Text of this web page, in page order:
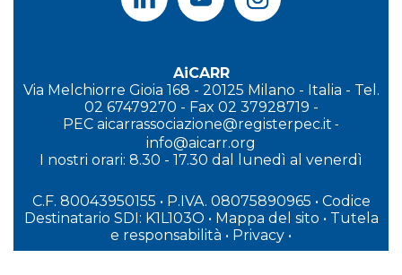
AiCARR
Via Melchiorre Gioia 168 - 20125 Milano - Italia - Tel.
02 67479270 - Fax 02 37928719 -
PEC aicarrassociazione@registerpec.it -
info@aicarr.org
I nostri orari: 8.30 - 17.30 dal lunedì al venerdì
C.F. 80043950155 • P.IVA. 08075890965 • Codice
Destinatario SDI: K1L103O • Mappa del sito • Tutela
e responsabilità • Privacy •